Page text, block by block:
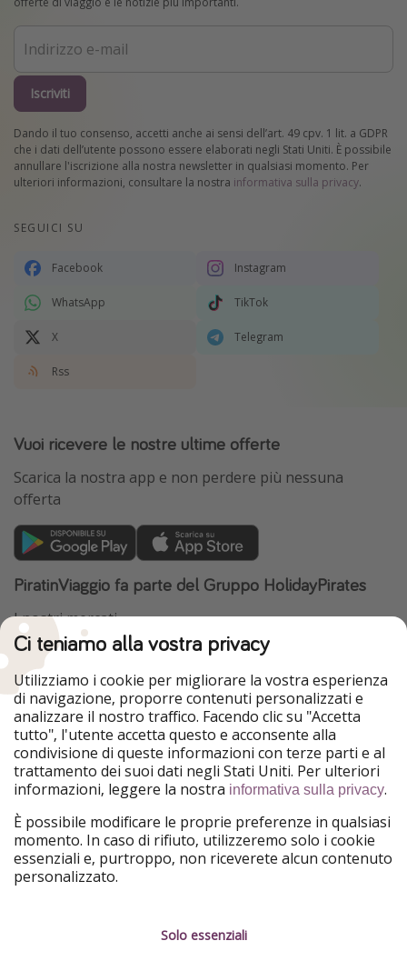
Iscriviti
Dando il tuo consenso, accetti anche ai sensi dell’art. 49 cpv. 1 lit. a GDPR
che i dati dell’utente possono essere elaborati negli Stati Uniti. È possibile
annullare l'iscrizione alla nostra newsletter in qualsiasi momento. Per
ulteriori informazioni, consultare la nostra informativa sulla privacy.
SEGUICI SU
Facebook Instagram
WhatsApp TikTok
X Telegram
Rss
Vuoi ricevere le nostre ultime offerte
Scarica la nostra app e non perdere più nessuna
offerta
PiratinViaggio fa parte del Gruppo HolidayPirates
I nostri mercati
HolidayPirates
VakantiePiraten
WakacyjniPiraci
Ferienpiraten
Urlaubspiraten
Urlaubspiraten
ViajerosPiratas
TravelPirates
Il nostro gruppo
HolidayPirates Group
Conoscici meglio
Chi siamo
Lavora con noi
Informazioni legali
Termini d' Uso
Ci teniamo alla vostra privacy
Utilizziamo i cookie per migliorare la vostra esperienza
di navigazione, proporre contenuti personalizzati e
analizzare il nostro traffico. Facendo clic su "Accetta
tutto", l'utente accetta questo e acconsente alla
condivisione di queste informazioni con terze parti e al
trattamento dei suoi dati negli Stati Uniti. Per ulteriori
informazioni, leggere la nostra informativa sulla privacy.
È possibile modificare le proprie preferenze in qualsiasi
momento. In caso di rifiuto, utilizzeremo solo i cookie
essenziali e, purtroppo, non riceverete alcun contenuto
personalizzato.
Solo essenziali